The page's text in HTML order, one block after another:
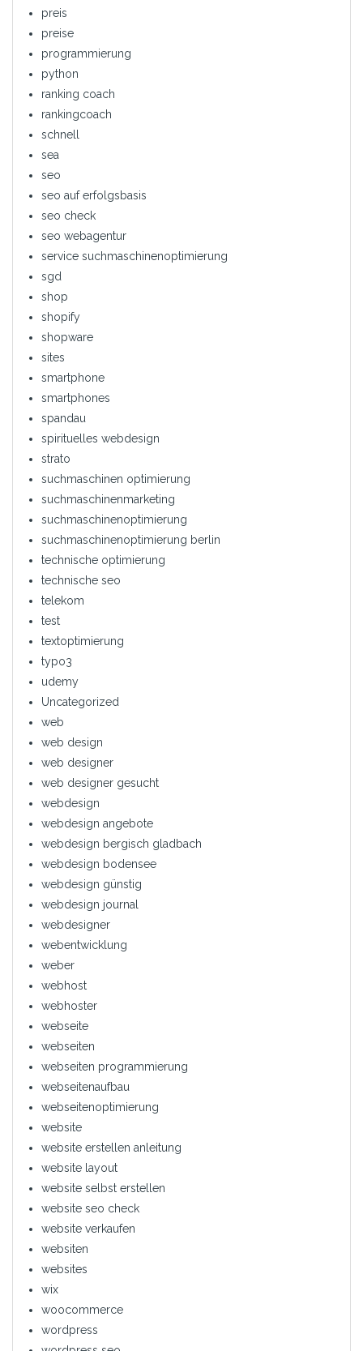
preis
preise
programmierung
python
ranking coach
rankingcoach
schnell
sea
seo
seo auf erfolgsbasis
seo check
seo webagentur
service suchmaschinenoptimierung
sgd
shop
shopify
shopware
sites
smartphone
smartphones
spandau
spirituelles webdesign
strato
suchmaschinen optimierung
suchmaschinenmarketing
suchmaschinenoptimierung
suchmaschinenoptimierung berlin
technische optimierung
technische seo
telekom
test
textoptimierung
typo3
udemy
Uncategorized
web
web design
web designer
web designer gesucht
webdesign
webdesign angebote
webdesign bergisch gladbach
webdesign bodensee
webdesign günstig
webdesign journal
webdesigner
webentwicklung
weber
webhost
webhoster
webseite
webseiten
webseiten programmierung
webseitenaufbau
webseitenoptimierung
website
website erstellen anleitung
website layout
website selbst erstellen
website seo check
website verkaufen
websiten
websites
wix
woocommerce
wordpress